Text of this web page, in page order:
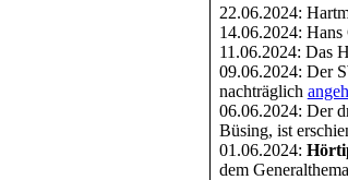
22.06.2024:
14.06.2024: Hans
11.06.2024: Das
09.06.2024: Der
nachträglich
06.06.2024: Der
Büsing, ist
01.06.2024:
dem